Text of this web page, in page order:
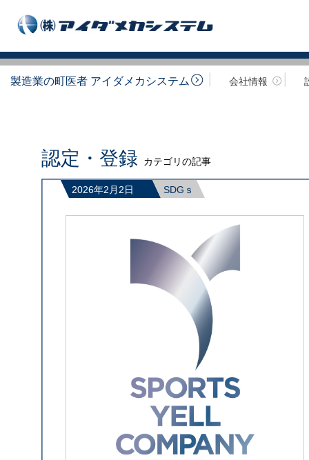
製造業の町医者 アイダメカシステム 会社情報
認定・登録 カテゴリの記事
2026年2月2日 SDGｓ